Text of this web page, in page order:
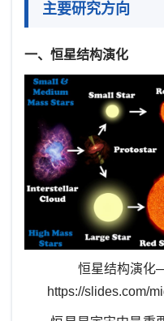
主要研究方向
一、恒星结构演化
恒星结构演化—
https://slides.com/